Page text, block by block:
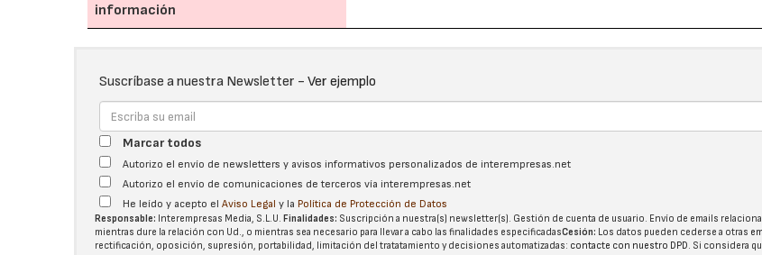
información
Suscríbase a nuestra Newsletter -Ver ejemplo
Marcar todos
Autorizo el envío de newsletters y avisos informativos personalizados de interempresas.net
Autorizo el envío de comunicaciones de terceros vía interempresas.net
He leído y acepto elAviso Legal y la Política de Protección de Datos
Responsable: Interempresas Media, S.L.U.Finalidades: Suscripción a nuestra(s) newsletter(s). Gestión de cuenta de usuario. Envío de emails
mientras dure la relación con Ud., o mientras sea necesario para llevar a cabo las finalidades especificadasCesión: Los datos pueden cederse a otras
rectificación, oposición, supresión, portabilidad, limitación del tratatamiento y decisiones automatizadas: contacte con nuestro DPD. Si considera